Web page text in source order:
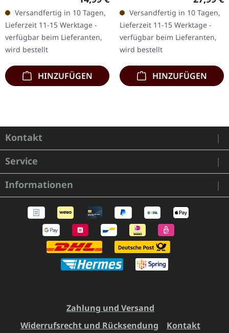
Indie-Rock-Formation
Portugal. The Man aus
Alaska liefert mit…
Versandfertig in 10 Tagen,
Lieferzeit 11-15 Werktage -
verfügbar beim Lieferanten,
wird bestellt
HINZUFÜGEN
Standard-Cover. Die Indie-
Rock-Formation Portugal.
The Man aus Alaska…
Versandfertig in 10 Tagen,
Lieferzeit 11-15 Werktage -
verfügbar beim Lieferanten,
wird bestellt
HINZUFÜGEN
Kontakt
Service
Informationen
Zahlung und Versand
Widerrufsrecht und Rücksendung
Kontakt